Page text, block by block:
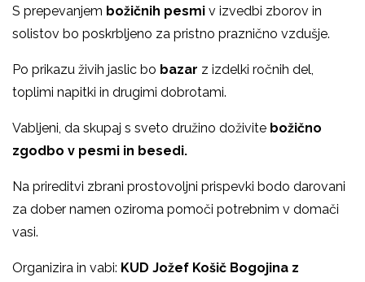
S prepevanjem božičnih pesmi v izvedbi zborov in
solistov bo poskrbljeno za pristno praznično vzdušje.
Po prikazu živih jaslic bo bazar z izdelki ročnih del,
toplimi napitki in drugimi dobrotami.
Vabljeni, da skupaj s sveto družino doživite božično
zgodbo v pesmi in besedi.
Na prireditvi zbrani prostovoljni prispevki bodo darovani
za dober namen oziroma pomoči potrebnim v domači
vasi.
Organizira in vabi: KUD Jožef Košič Bogojina z